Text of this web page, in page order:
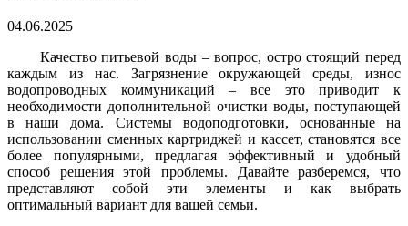
04.06.2025
Качество питьевой воды – вопрос, остро стоящий перед
каждым из нас. Загрязнение окружающей среды, износ
водопроводных коммуникаций – все это приводит к
необходимости дополнительной очистки воды, поступающей
в наши дома. Системы водоподготовки, основанные на
использовании сменных картриджей и кассет, становятся все
более популярными, предлагая эффективный и удобный
способ решения этой проблемы. Давайте разберемся, что
представляют собой эти элементы и как выбрать
оптимальный вариант для вашей семьи.